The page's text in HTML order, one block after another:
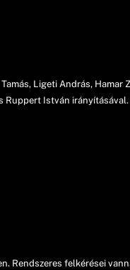
Ligeti András, Hamar
Ruppert István irányításával.
Rendszeres felkérései